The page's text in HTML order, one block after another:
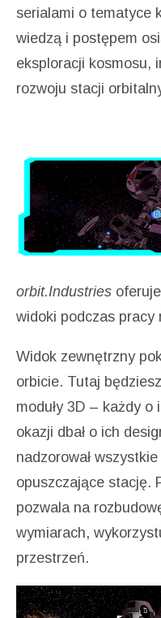
serialami o tematyce
wiedzą i postępem
eksploracji kosmosu,
rozwoju stacji
orbit.Industries
widoki podczas pracy
Widok zewnętrzny
orbicie. Tutaj
moduły 3D – każdy
okazji dbał o ich
nadzorował
opuszczające stację.
pozwala na
wymiarach,
przestrzeń.